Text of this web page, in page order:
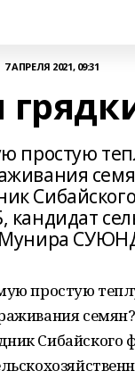
7 АПРЕЛЯ 2021, 09:31
простую
кандидат
Мунира
простую
Сибайского